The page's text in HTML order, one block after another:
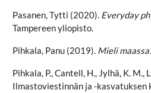
Pasanen, Tytti (2020). Everyday
Tampereen yliopisto.
Pihkala, Panu (2019). Mieli
Pihkala, P., Cantell, H., Jylhä, K.
Ilmastoviestinnän ja -kasvatuksen